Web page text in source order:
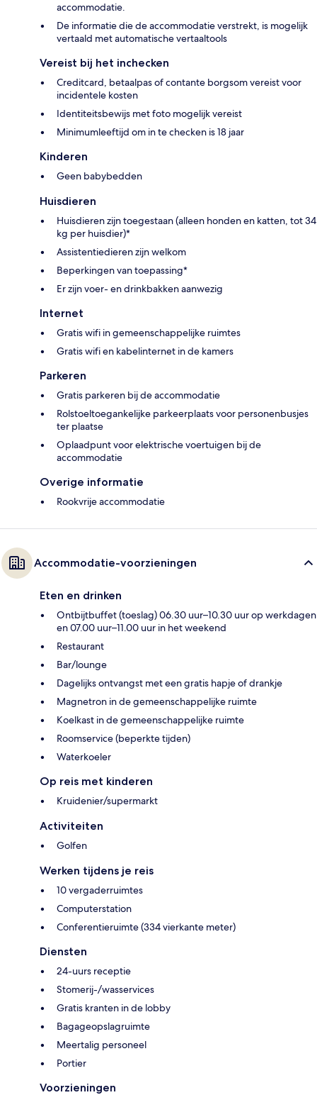
accommodatie.
De informatie die de accommodatie verstrekt, is mogelijk
vertaald met automatische vertaaltools
Vereist bij het inchecken
Creditcard, betaalpas of contante borgsom vereist voor
incidentele kosten
Identiteitsbewijs met foto mogelijk vereist
Minimumleeftijd om in te checken is 18 jaar
Kinderen
Geen babybedden
Huisdieren
Huisdieren zijn toegestaan (alleen honden en katten, tot 34
kg per huisdier)*
Assistentiedieren zijn welkom
Beperkingen van toepassing*
Er zijn voer- en drinkbakken aanwezig
Internet
Gratis wifi in gemeenschappelijke ruimtes
Gratis wifi en kabelinternet in de kamers
Parkeren
Gratis parkeren bij de accommodatie
Rolstoeltoegankelijke parkeerplaats voor personenbusjes
ter plaatse
Oplaadpunt voor elektrische voertuigen bij de
accommodatie
Overige informatie
Rookvrije accommodatie
Accommodatie-voorzieningen
Eten en drinken
Ontbijtbuffet (toeslag) 06.30 uur–10.30 uur op werkdagen
en 07.00 uur–11.00 uur in het weekend
Restaurant
Bar/lounge
Dagelijks ontvangst met een gratis hapje of drankje
Magnetron in de gemeenschappelijke ruimte
Koelkast in de gemeenschappelijke ruimte
Roomservice (beperkte tijden)
Waterkoeler
Op reis met kinderen
Kruidenier/supermarkt
Activiteiten
Golfen
Werken tijdens je reis
10 vergaderruimtes
Computerstation
Conferentieruimte (334 vierkante meter)
Diensten
24-uurs receptie
Stomerij-/wasservices
Gratis kranten in de lobby
Bagageopslagruimte
Meertalig personeel
Portier
Voorzieningen